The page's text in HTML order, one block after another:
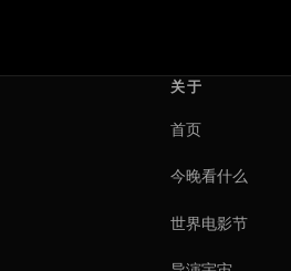
关于
首页
今晚看什么
世界电影节